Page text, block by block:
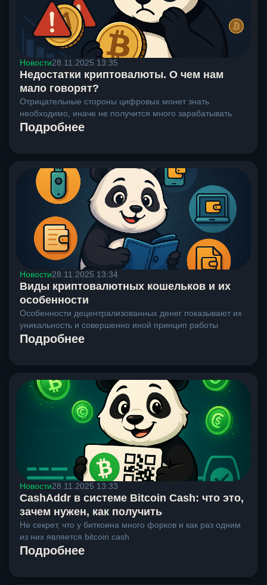
Новости28.11.2025 13:35
Недостатки криптовалюты. О чем нам
мало говорят?
Отрицательные стороны цифровых монет знать
необходимо, иначе не получится много зарабатывать
Подробнее
Новости28.11.2025 13:34
Виды криптовалютных кошельков и их
особенности
Особенности децентрализованных денег показывают их
уникальность и совершенно иной принцип работы
Подробнее
Новости28.11.2025 13:33
CashAddr в системе Bitcoin Cash: что это,
зачем нужен, как получить
Не секрет, что у биткоина много форков и как раз одним
из них является bitcoin cash
Подробнее